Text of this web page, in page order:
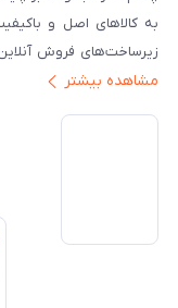
به کالاهای اصل و
زیرساخت‌های فروش
ایران ارائه دهیم.
خدمات و به‌روزرسانی
داریم آینده بازار
را در اولویت قرار
سمت تحقق این
مشاهده بیشتر